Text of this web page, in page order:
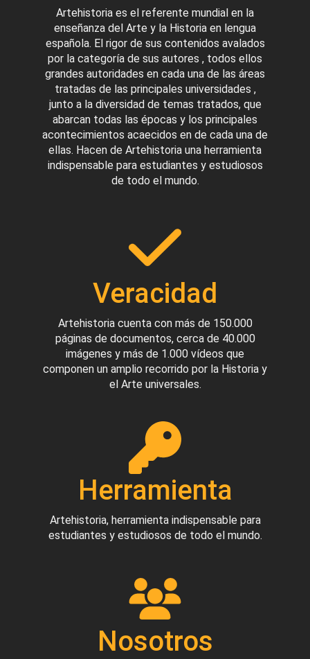
Artehistoria es el referente mundial en la
enseñanza del Arte y la Historia en lengua
española. El rigor de sus contenidos avalados
por la categoría de sus autores , todos ellos
grandes autoridades en cada una de las áreas
tratadas de las principales universidades ,
junto a la diversidad de temas tratados, que
abarcan todas las épocas y los principales
acontecimientos acaecidos en de cada una de
ellas. Hacen de Artehistoria una herramienta
indispensable para estudiantes y estudiosos
de todo el mundo.
Veracidad
Artehistoria cuenta con más de 150.000
páginas de documentos, cerca de 40.000
imágenes y más de 1.000 vídeos que
componen un amplio recorrido por la Historia y
el Arte universales.
Herramienta
Artehistoria, herramienta indispensable para
estudiantes y estudiosos de todo el mundo.
Nosotros